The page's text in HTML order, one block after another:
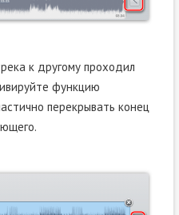
к другому проходил
функцию
перекрывать конец